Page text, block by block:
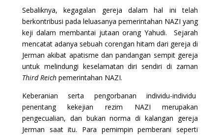
Sebaliknya, kegagalan gereja dalam hal ini telah
berkontribusi pada leluasanya pemerintahan NAZI yang
keji dalam membantai jutaan orang Yahudi. Sejarah
mencatat adanya sebuah corengan hitam dari gereja di
Jerman akibat apatisme dan pandangan sempit gereja
untuk melindungi keselamatan diri sendiri di zaman
Third Reichpemerintahan NAZI.
Keberanian serta pengorbanan individu-individu
penentang kekejian rezim NAZI merupakan
pengecualian, dan bukan norma di kalangan gereja
Jerman saat itu. Para pemimpin pemberani seperti